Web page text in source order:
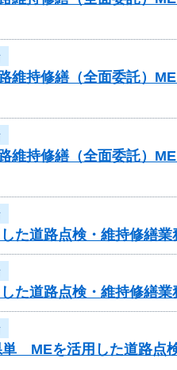
持修繕（全面委託）ME
持修繕（全面委託）ME
道路点検・維持修繕業
道路点検・維持修繕業
単 MEを活用した道路点